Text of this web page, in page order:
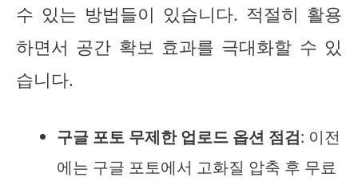
수 있는 방법들이 있습니다. 적절히 활용
하면서 공간 확보 효과를 극대화할 수 있
습니다.
구글 포토 무제한 업로드 옵션 점검: 이전
에는 구글 포토에서 고화질 압축 후 무료